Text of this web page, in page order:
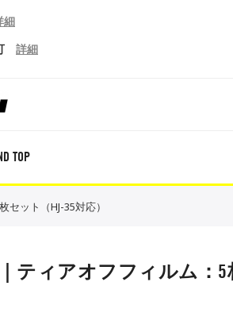
細
詳細
TOP
セット（HJ-35対応）
｜ティアオフフィルム：